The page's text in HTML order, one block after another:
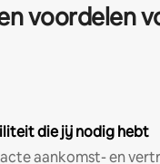
voordelen
die jij nodig hebt
aankomst- en